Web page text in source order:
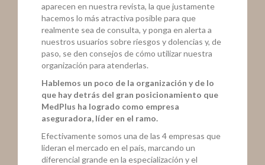
aparecen en nuestra revista, la que justamente
hacemos lo más atractiva posible para que
realmente sea de consulta, y ponga en alerta a
nuestros usuarios sobre riesgos y dolencias y, de
paso, se den consejos de cómo utilizar nuestra
organización para atenderlas.
Hablemos un poco de la organización y de lo
que hay detrás del gran posicionamiento que
MedPlus ha logrado como empresa
aseguradora, líder en el ramo.
Efectivamente somos una de las 4 empresas que
lideran el mercado en el país, marcando un
diferencial grande en la especialización y el